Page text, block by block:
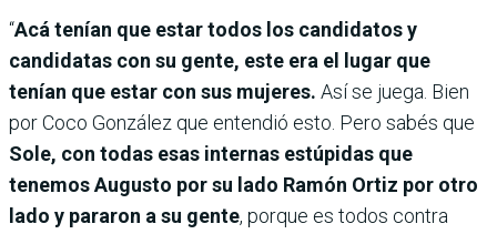
“Acá tenían que estar todos los candidatos y
candidatas con su gente, este era el lugar que
tenían que estar con sus mujeres. Así se juega. Bien
por Coco González que entendió esto. Pero sabés que
Sole, con todas esas internas estúpidas que
tenemos Augusto por su lado Ramón Ortiz por otro
lado y pararon a su gente, porque es todos contra